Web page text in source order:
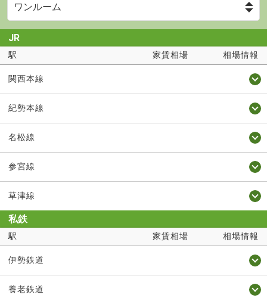
JR
駅 家賃相場 相場情報
関西本線
紀勢本線
名松線
参宮線
草津線
私鉄
駅 家賃相場 相場情報
伊勢鉄道
養老鉄道